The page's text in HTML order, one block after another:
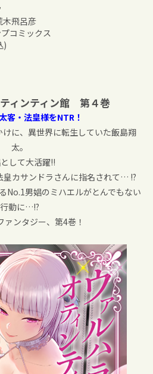
飛呂彦
コミックス
)
ィンティン館 第４巻
客・法皇様をNTR！
に、異世界に転生していた飯島翔
太。
して大活躍!!
カサンドラさんに指名されて… !?
No.1男娼のミハエルがとんでもない
行動に…!?
ァンタジー、第4巻！